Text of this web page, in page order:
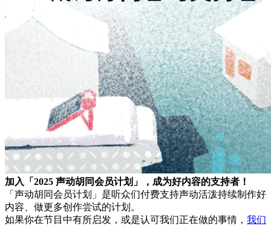
加入「2025 声动胡同会员计划」，成为好内容的支持者！
「声动胡同会员计划」是听众们付费支持声动活泼持续制作好
内容、做更多创作尝试的计划。
如果你在节目中有所启发，或是认可我们正在做的事情， 我们